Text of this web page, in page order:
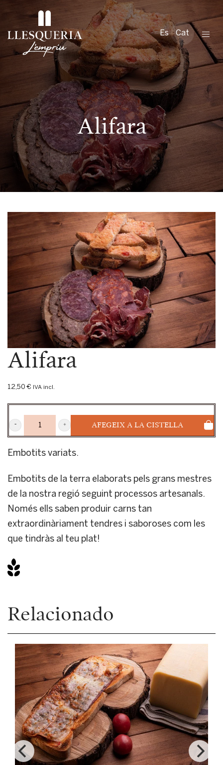
Es Cat
Alifara
Alifara
12,50 € IVA incl.
ALIFARA
AFEGEIX A LA CISTELLA
Embotits variats.
Embotits de la terra elaborats pels grans mestres
de la nostra regió seguint processos artesanals.
Només ells saben produir carns tan
extraordinàriament tendres i saboroses com les
que tindràs al teu plat!
Relacionado